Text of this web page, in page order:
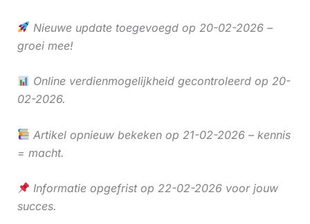
Nieuwe update toegevoegd op 20-02-2026 –
groei mee!
Online verdienmogelijkheid gecontroleerd op 20-
02-2026.
Artikel opnieuw bekeken op 21-02-2026 – kennis
= macht.
Informatie opgefrist op 22-02-2026 voor jouw
succes.